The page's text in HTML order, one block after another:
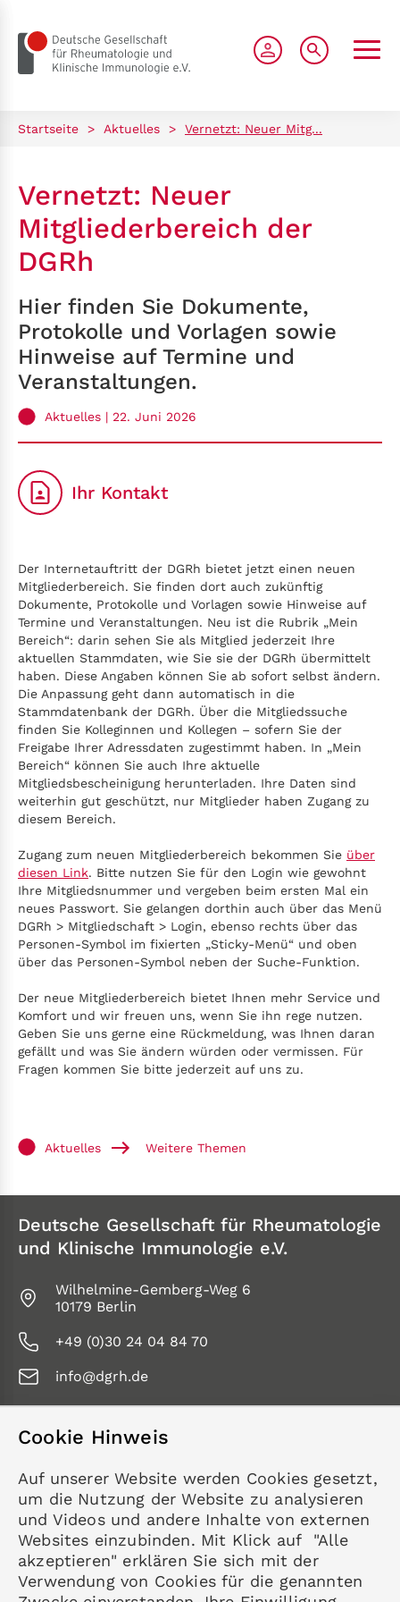
Startseite > Aktuelles > Vernetzt: Neuer Mitg...
Vernetzt: Neuer
Mitgliederbereich der
DGRh
Hier finden Sie Dokumente,
Protokolle und Vorlagen sowie
Hinweise auf Termine und
Veranstaltungen.
Aktuelles | 22. Juni 2026
Ihr Kontakt
Der Internetauftritt der DGRh bietet jetzt einen neuen
Mitgliederbereich. Sie finden dort auch zukünftig
Dokumente, Protokolle und Vorlagen sowie Hinweise auf
Termine und Veranstaltungen. Neu ist die Rubrik „Mein
Bereich“: darin sehen Sie als Mitglied jederzeit Ihre
aktuellen Stammdaten, wie Sie sie der DGRh übermittelt
haben. Diese Angaben können Sie ab sofort selbst ändern.
Die Anpassung geht dann automatisch in die
Stammdatenbank der DGRh. Über die Mitgliedssuche
finden Sie Kolleginnen und Kollegen – sofern Sie der
Freigabe Ihrer Adressdaten zugestimmt haben. In „Mein
Bereich“ können Sie auch Ihre aktuelle
Mitgliedsbescheinigung herunterladen. Ihre Daten sind
weiterhin gut geschützt, nur Mitglieder haben Zugang zu
diesem Bereich.
Zugang zum neuen Mitgliederbereich bekommen Sie über
diesen Link. Bitte nutzen Sie für den Login wie gewohnt
Ihre Mitgliedsnummer und vergeben beim ersten Mal ein
neues Passwort. Sie gelangen dorthin auch über das Menü
DGRh > Mitgliedschaft > Login, ebenso rechts über das
Personen-Symbol im fixierten „Sticky-Menü“ und oben
über das Personen-Symbol neben der Suche-Funktion.
Der neue Mitgliederbereich bietet Ihnen mehr Service und
Komfort und wir freuen uns, wenn Sie ihn rege nutzen.
Geben Sie uns gerne eine Rückmeldung, was Ihnen daran
gefällt und was Sie ändern würden oder vermissen. Für
Fragen kommen Sie bitte jederzeit auf uns zu.
Aktuelles Weitere Themen
Deutsche Gesellschaft für Rheumatologie
und Klinische Immunologie e.V.
Wilhelmine-Gemberg-Weg 6
10179 Berlin
+49 (0)30 24 04 84 70
info@dgrh.de
Service
Kontakt
Datenschutz
Impressum
Mitgliedschaft
Rheumatologie
Cookie Hinweis
Auf unserer Website werden Cookies gesetzt,
um die Nutzung der Website zu analysieren
und Videos und andere Inhalte von externen
Websites einzubinden. Mit Klick auf "Alle
akzeptieren" erklären Sie sich mit der
Verwendung von Cookies für die genannten